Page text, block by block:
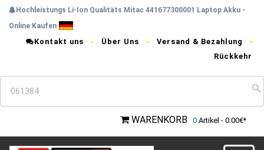
Hochleistungs Li-Ion Qualitäts Mitac 441677300001 Laptop Akku -
Online Kaufen
Kontakt uns Über Uns
Versand & Bezahlung
Rückkehr
WARENKORB 0 Artikel - 0.00€*